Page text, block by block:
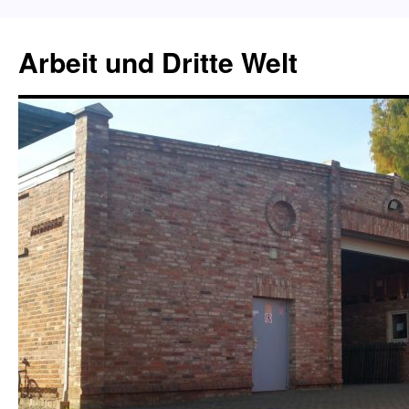
springen
Arbeit und Dritte Welt